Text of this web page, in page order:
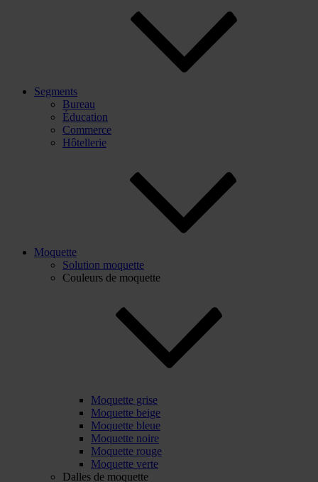
Segments
Bureau
Éducation
Commerce
Hôtellerie
Moquette
Solution moquette
Couleurs de moquette
Moquette grise
Moquette beige
Moquette bleue
Moquette noire
Moquette rouge
Moquette verte
Dalles de moquette